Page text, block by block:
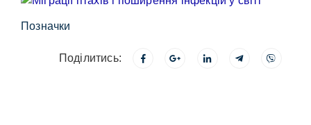
Позначки
Поділитись: